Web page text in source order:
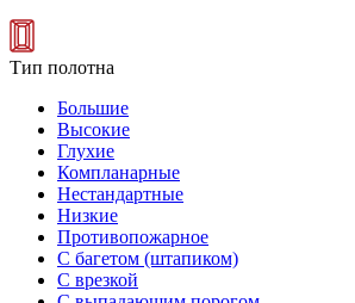
Тип полотна
Большие
Высокие
Глухие
Компланарные
Нестандартные
Низкие
Противопожарное
С багетом (штапиком)
С врезкой